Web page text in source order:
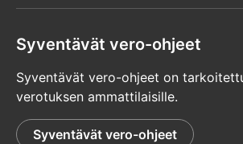
Syventävät vero-ohjeet
Syventävät vero-ohjeet on
verotuksen ammattilaisille.
Syventävät vero-ohjeet